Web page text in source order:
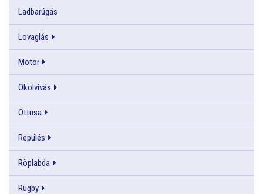
Ladbarúgás
Lovaglás
Motor
Ökölvívás
Öttusa
Repülés
Röplabda
Rugby